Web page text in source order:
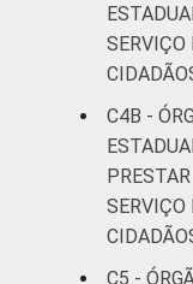
SERVIÇO
C4B -
SERVIÇO
C5 -